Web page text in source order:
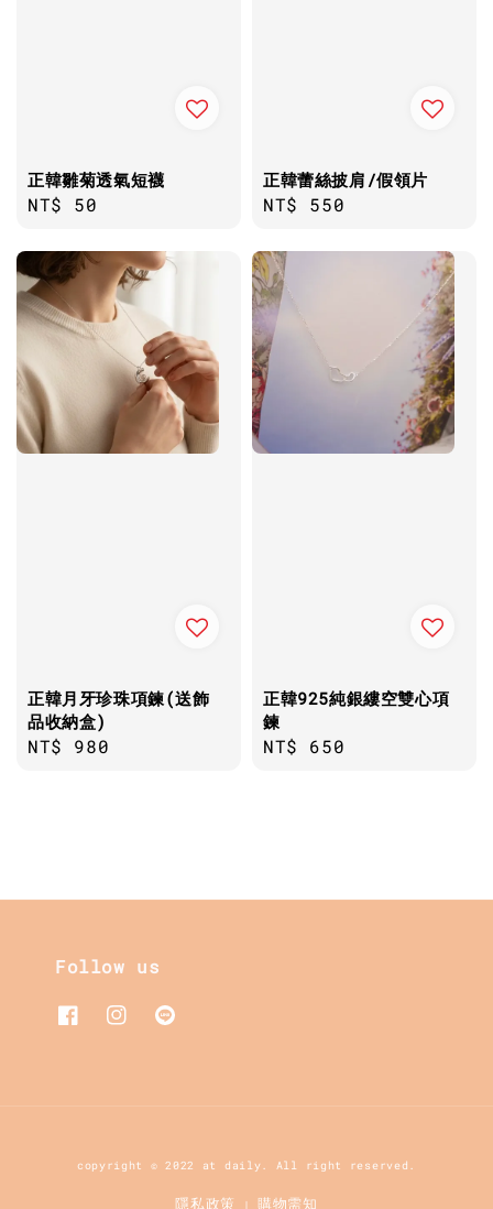
正韓雛菊透氣短襪
Regular
NT$ 50
正韓蕾絲披肩/假領片
Regular
NT$ 550
正韓月牙珍珠項鍊(送飾
品收納盒)
Regular
NT$ 980
正韓925純銀縷空雙心項
鍊
Regular
NT$ 650
Follow us
copyright © 2022 at daily. All right reserved.
隱私政策 |購物需知